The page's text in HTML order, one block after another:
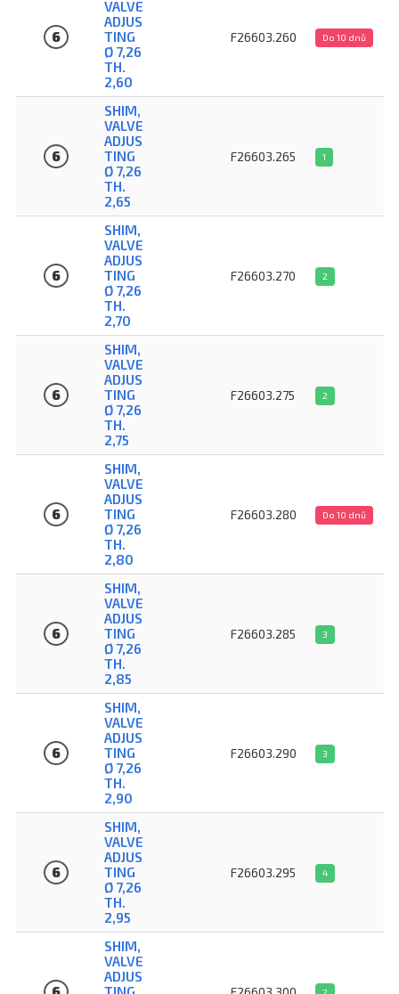
6
VALVE
ADJUS
TING
Ø 7,26
TH.
2,60
F26603.260 Do 10 dnů
6
SHIM,
VALVE
ADJUS
TING
Ø 7,26
TH.
2,65
F26603.265 1
6
SHIM,
VALVE
ADJUS
TING
Ø 7,26
TH.
2,70
F26603.270 2
6
SHIM,
VALVE
ADJUS
TING
Ø 7,26
TH.
2,75
F26603.275 2
6
SHIM,
VALVE
ADJUS
TING
Ø 7,26
TH.
2,80
F26603.280 Do 10 dnů
6
SHIM,
VALVE
ADJUS
TING
Ø 7,26
TH.
2,85
F26603.285 3
6
SHIM,
VALVE
ADJUS
TING
Ø 7,26
TH.
2,90
F26603.290 3
6
SHIM,
VALVE
ADJUS
TING
Ø 7,26
TH.
2,95
F26603.295 4
SHIM,
VALVE
ADJUS